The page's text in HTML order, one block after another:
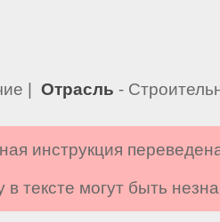
| Отрасль -
инструкция
в тексте могут быть